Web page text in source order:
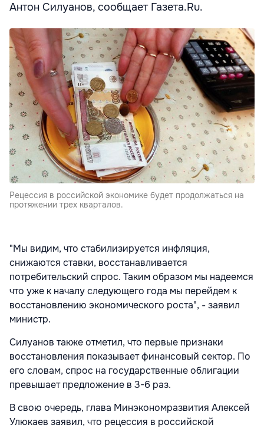
Антон Силуанов, сообщает Газета.Ru.
Рецессия в российской экономике будет продолжаться на
протяжении трех кварталов.
"Мы видим, что стабилизируется инфляция,
снижаются ставки, восстанавливается
потребительский спрос. Таким образом мы надеемся
что уже к началу следующего года мы перейдем к
восстановлению экономического роста", - заявил
министр.
Силуанов также отметил, что первые признаки
восстановления показывает финансовый сектор. По
его словам, спрос на государственные облигации
превышает предложение в 3-6 раз.
В свою очередь, глава Минэкономразвития Алексей
Улюкаев заявил, что рецессия в российской